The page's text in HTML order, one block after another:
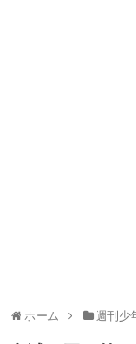
ホーム 週刊少